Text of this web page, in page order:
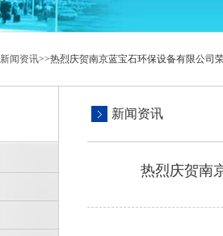
新闻资讯>>热烈庆贺南京蓝宝石环保设备有限公司
新闻资讯
热烈庆贺南